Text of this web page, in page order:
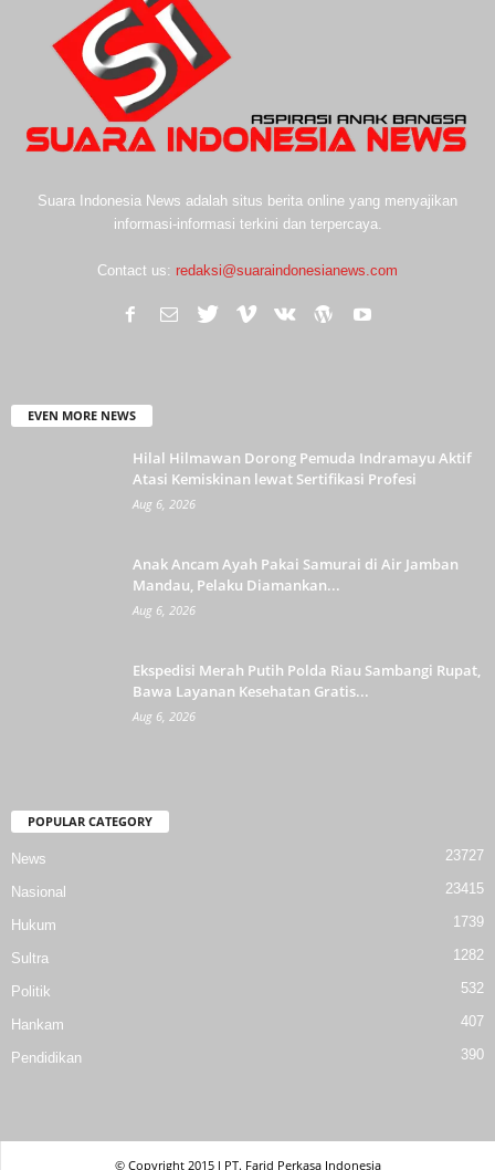
Suara Indonesia News adalah situs berita online yang menyajikan
informasi-informasi terkini dan terpercaya.
Contact us: redaksi@suaraindonesianews.com
EVEN MORE NEWS
Hilal Hilmawan Dorong Pemuda Indramayu Aktif
Atasi Kemiskinan lewat Sertifikasi Profesi
Aug 6, 2026
Anak Ancam Ayah Pakai Samurai di Air Jamban
Mandau, Pelaku Diamankan...
Aug 6, 2026
Ekspedisi Merah Putih Polda Riau Sambangi Rupat,
Bawa Layanan Kesehatan Gratis...
Aug 6, 2026
POPULAR CATEGORY
News 23727
Nasional 23415
Hukum 1739
Sultra 1282
Politik 532
Hankam 407
Pendidikan 390
© Copyright 2015 l PT. Farid Perkasa Indonesia